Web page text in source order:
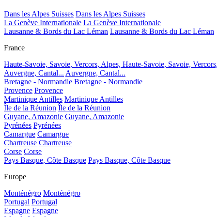
Dans les Alpes Suisses Dans les Alpes Suisses
La Genève Internationale La Genève Internationale
Lausanne & Bords du Lac Léman Lausanne & Bords du Lac Léman
France
Haute-Savoie, Savoie, Vercors, Alpes, Haute-Savoie, Savoie,
Auvergne, Cantal... Auvergne, Cantal...
Bretagne - Normandie Bretagne - Normandie
Provence Provence
Martinique Antilles Martinique Antilles
Île de la Réunion Île de la Réunion
Guyane, Amazonie Guyane, Amazonie
Pyrénées Pyrénées
Camargue Camargue
Chartreuse Chartreuse
Corse Corse
Pays Basque, Côte Basque Pays Basque, Côte Basque
Europe
Monténégro Monténégro
Portugal Portugal
Espagne Espagne